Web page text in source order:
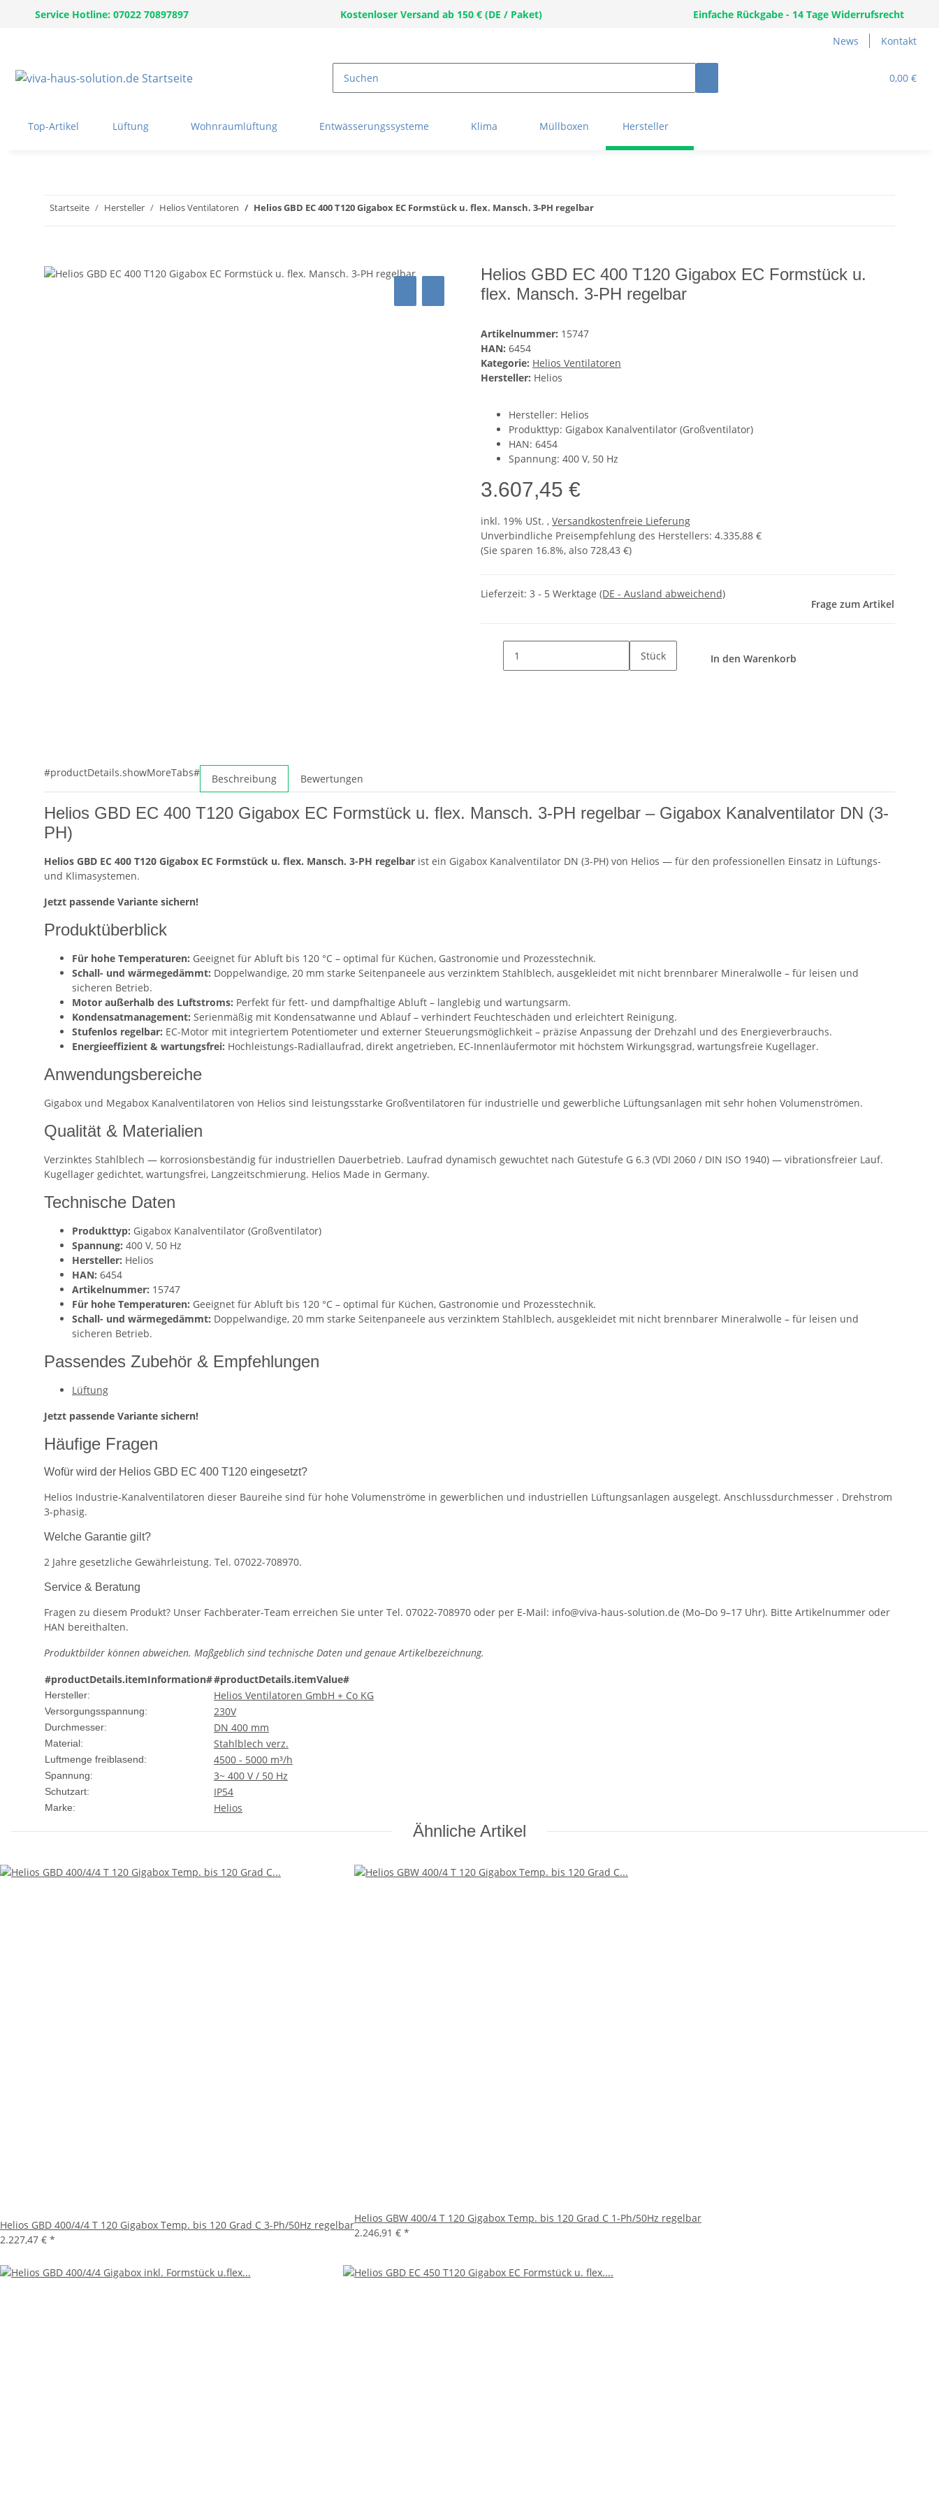
Service Hotline: 07022 70897897 Kostenloser Versand ab 150 € (DE / Paket) Einfache Rückgabe - 14 Tage Widerrufsrecht
News Kontakt
0,00 €
Top-Artikel Lüftung Wohnraumlüftung Entwässerungssysteme Klima Müllboxen Hersteller
Startseite Hersteller Helios Ventilatoren Helios GBD EC 400 T120 Gigabox EC Formstück u. flex. Mansch. 3-PH regelbar
Helios GBD EC 400 T120 Gigabox EC Formstück u.
flex. Mansch. 3-PH regelbar
Artikelnummer: 15747
HAN: 6454
Kategorie: Helios Ventilatoren
Hersteller: Helios
Hersteller: Helios
Produkttyp: Gigabox Kanalventilator (Großventilator)
HAN: 6454
Spannung: 400 V, 50 Hz
3.607,45 €
inkl. 19% USt. , Versandkostenfreie Lieferung
Unverbindliche Preisempfehlung des Herstellers: 4.335,88 €
(Sie sparen 16.8%, also 728,43 €)
Lieferzeit: 3 - 5 Werktage (DE - Ausland abweichend)
Frage zum Artikel
Stück In den Warenkorb
#productDetails.showMoreTabs# Beschreibung Bewertungen
Helios GBD EC 400 T120 Gigabox EC Formstück u. flex. Mansch. 3-PH regelbar – Gigabox Kanalventilator DN (3-
PH)
Helios GBD EC 400 T120 Gigabox EC Formstück u. flex. Mansch. 3-PH regelbar ist ein Gigabox Kanalventilator DN (3-PH) von Helios — für den professionellen Einsatz in Lüftungs-
und Klimasystemen.
Jetzt passende Variante sichern!
Produktüberblick
Für hohe Temperaturen: Geeignet für Abluft bis 120 °C – optimal für Küchen, Gastronomie und Prozesstechnik.
Schall- und wärmegedämmt: Doppelwandige, 20 mm starke Seitenpaneele aus verzinktem Stahlblech, ausgekleidet mit nicht brennbarer Mineralwolle – für leisen und
sicheren Betrieb.
Motor außerhalb des Luftstroms: Perfekt für fett- und dampfhaltige Abluft – langlebig und wartungsarm.
Kondensatmanagement: Serienmäßig mit Kondensatwanne und Ablauf – verhindert Feuchteschäden und erleichtert Reinigung.
Stufenlos regelbar: EC-Motor mit integriertem Potentiometer und externer Steuerungsmöglichkeit – präzise Anpassung der Drehzahl und des Energieverbrauchs.
Energieeffizient & wartungsfrei: Hochleistungs-Radiallaufrad, direkt angetrieben, EC-Innenläufermotor mit höchstem Wirkungsgrad, wartungsfreie Kugellager.
Anwendungsbereiche
Gigabox und Megabox Kanalventilatoren von Helios sind leistungsstarke Großventilatoren für industrielle und gewerbliche Lüftungsanlagen mit sehr hohen Volumenströmen.
Qualität & Materialien
Verzinktes Stahlblech — korrosionsbeständig für industriellen Dauerbetrieb. Laufrad dynamisch gewuchtet nach Gütestufe G 6.3 (VDI 2060 / DIN ISO 1940) — vibrationsfreier Lauf.
Kugellager gedichtet, wartungsfrei, Langzeitschmierung. Helios Made in Germany.
Technische Daten
Produkttyp: Gigabox Kanalventilator (Großventilator)
Spannung: 400 V, 50 Hz
Hersteller: Helios
HAN: 6454
Artikelnummer: 15747
Für hohe Temperaturen: Geeignet für Abluft bis 120 °C – optimal für Küchen, Gastronomie und Prozesstechnik.
Schall- und wärmegedämmt: Doppelwandige, 20 mm starke Seitenpaneele aus verzinktem Stahlblech, ausgekleidet mit nicht brennbarer Mineralwolle – für leisen und
sicheren Betrieb.
Passendes Zubehör & Empfehlungen
Lüftung
Jetzt passende Variante sichern!
Häufige Fragen
Wofür wird der Helios GBD EC 400 T120 eingesetzt?
Helios Industrie-Kanalventilatoren dieser Baureihe sind für hohe Volumenströme in gewerblichen und industriellen Lüftungsanlagen ausgelegt. Anschlussdurchmesser . Drehstrom
3-phasig.
Welche Garantie gilt?
2 Jahre gesetzliche Gewährleistung. Tel. 07022-708970.
Service & Beratung
Fragen zu diesem Produkt? Unser Fachberater-Team erreichen Sie unter Tel. 07022-708970 oder per E-Mail: info@viva-haus-solution.de (Mo–Do 9–17 Uhr). Bitte Artikelnummer oder
HAN bereithalten.
Produktbilder können abweichen. Maßgeblich sind technische Daten und genaue Artikelbezeichnung.
#productDetails.itemInformation##productDetails.itemValue#
Hersteller: Helios Ventilatoren GmbH + Co KG
Versorgungsspannung: 230V
Durchmesser: DN 400 mm
Material: Stahlblech verz.
Luftmenge freiblasend: 4500 - 5000 m³/h
Spannung: 3~ 400 V / 50 Hz
Schutzart: IP54
Marke: Helios
Ähnliche Artikel
Helios GBD 400/4/4 T 120 Gigabox Temp. bis 120 Grad C 3-Ph/50Hz regelbar
2.227,47 € *
Helios GBW 400/4 T 120 Gigabox Temp. bis 120 Grad C 1-Ph/50Hz regelbar
2.246,91 € *